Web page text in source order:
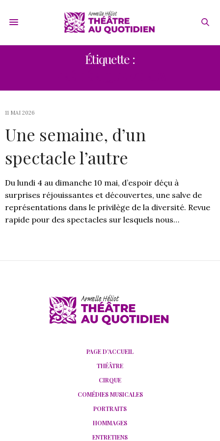
Étiquette :
11 MAI 2026
Une semaine, d’un
spectacle l’autre
Du lundi 4 au dimanche 10 mai, d’espoir déçu à
surprises réjouissantes et découvertes, une salve de
représentations dans le privilège de la diversité. Revue
rapide pour des spectacles sur lesquels nous…
PAGE D’ACCUEIL
THÉÂTRE
CIRQUE
COMÉDIES MUSICALES
PORTRAITS
HOMMAGES
ENTRETIENS